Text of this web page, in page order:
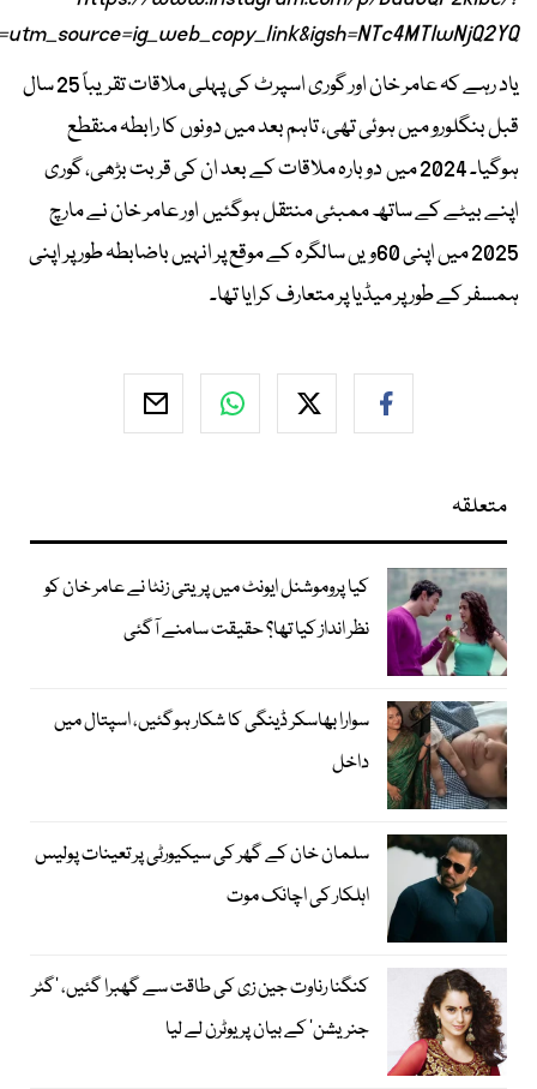
utm_source=ig_web_copy_link&igsh=NTc4MTIwNjQ2YQ==
یاد رہے کہ عامر خان اور گوری اسپرٹ کی پہلی ملاقات تقریباً 25 سال
قبل بنگلورو میں ہوئی تھی، تاہم بعد میں دونوں کا رابطہ منقطع
ہوگیا۔ 2024 میں دوبارہ ملاقات کے بعد ان کی قربت بڑھی، گوری
اپنے بیٹے کے ساتھ ممبئی منتقل ہوگئیں اور عامر خان نے مارچ
2025 میں اپنی 60ویں سالگرہ کے موقع پر انہیں باضابطہ طور پر اپنی
ہمسفر کے طور پر میڈیا پر متعارف کرایا تھا۔
متعلقہ
کیا پروموشنل ایونٹ میں پریتی زنٹا نے عامر خان کو
نظر انداز کیا تھا؟ حقیقت سامنے آگئی
سوارا بھاسکر ڈینگی کا شکار ہوگئیں، اسپتال میں
داخل
سلمان خان کے گھر کی سیکیورٹی پر تعینات پولیس
اہلکار کی اچانک موت
کنگنا رناوت جین زی کی طاقت سے گھبرا گئیں، ’گٹر
جنریشن‘ کے بیان پر یوٹرن لے لیا